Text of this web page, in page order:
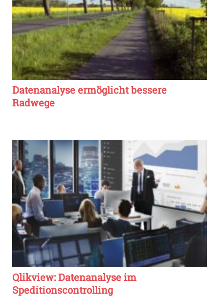
Datenanalyse ermöglicht bessere
Radwege
Qlikview: Datenanalyse im
Speditionscontrolling